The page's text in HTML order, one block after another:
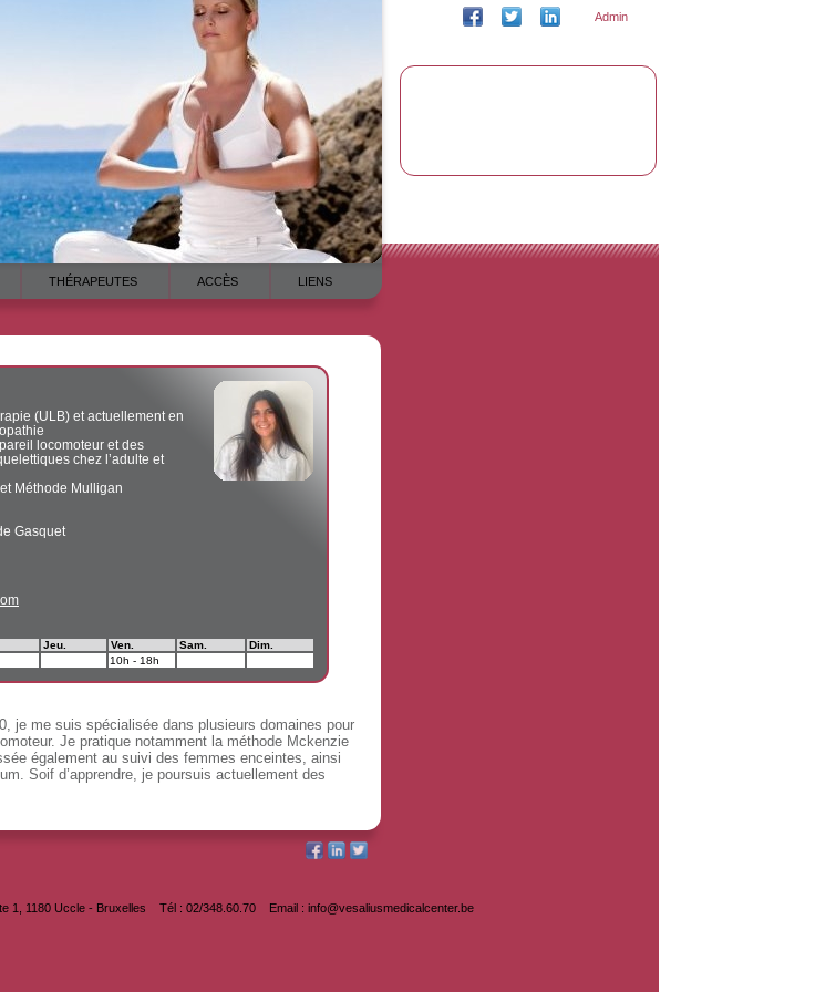
THÉRAPEUTES ACCÈS LIENS
Admin
(ULB) et actuellement en
locomoteur et des
chez l’adulte et
Méthode Mulligan
Gasquet
Jeu. Ven. Sam.
Dim.
10h - 18h
je me suis spécialisée dans plusieurs domaines pour
Je pratique notamment la méthode Mckenzie
également au suivi des femmes enceintes, ainsi
Soif d’apprendre, je poursuis actuellement des
1, 1180 Uccle - Bruxelles Tél : 02/348.60.70 Email : info@vesaliusmedicalcenter.be